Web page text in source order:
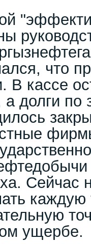
что
В кассе
долги по
Сейчас
ущербе.